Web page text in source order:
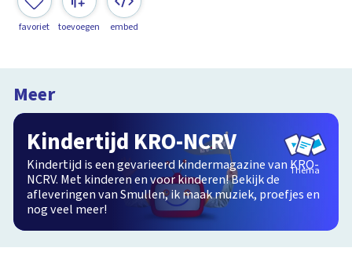
favoriet toevoegen embed
Meer
Kindertijd KRO-NCRV
Kindertijd is een gevarieerd kindermagazine van KRO-
NCRV. Met kinderen en voor kinderen! Bekijk de
afleveringen van Smullen, ik maak muziek, proefjes en
nog veel meer!
Thema